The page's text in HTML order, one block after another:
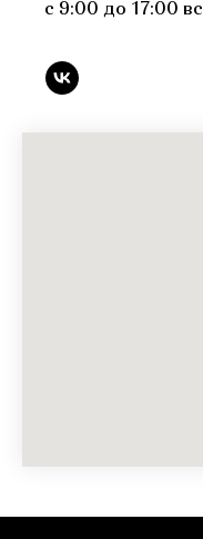
с 9:00 до 17:00 вс